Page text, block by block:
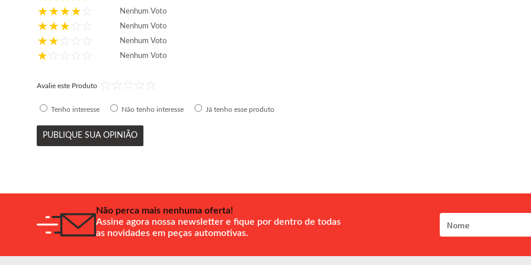
Nenhum Voto
Nenhum Voto
Nenhum Voto
Nenhum Voto
Avalie este Produto
Tenho interesse Não tenho interesse Já tenho esse produto
PUBLIQUE SUA OPINIÃO
Não perca mais nenhuma oferta!
Assine agora nossa newsletter e fique por dentro de todas
as novidades em peças automotivas.